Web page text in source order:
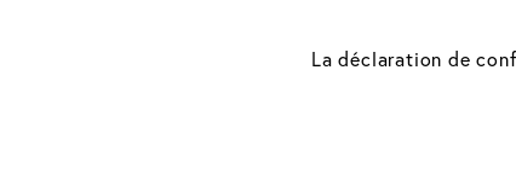
La déclaration de